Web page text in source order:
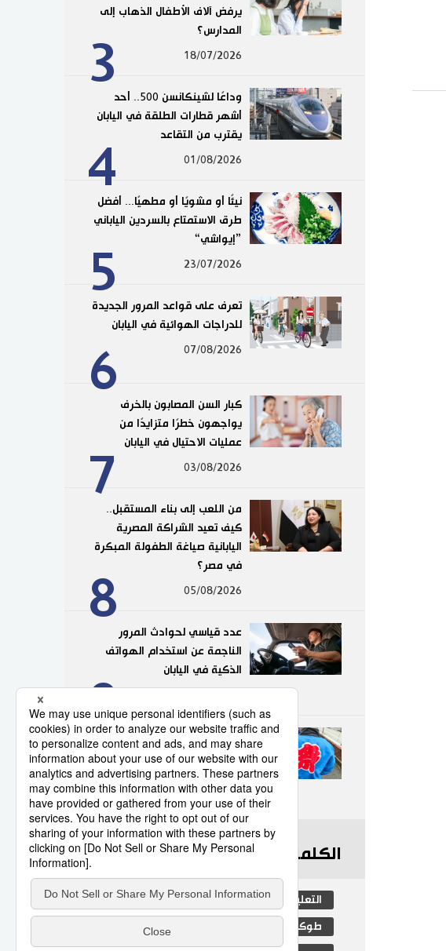
3
يرفض آلاف الأطفال الذهاب إلى
المدارس؟
18/07/2026
4
وداعًا لشينكانسن 500.. أحد
أشهر قطارات الطلقة في اليابان
يقترب من التقاعد
01/08/2026
5
نيئًا أو مشويًا أو مطهيًا... أفضل
طرق الاستمتاع بالسردين الياباني
”إيواشي“
23/07/2026
6
تعرف على قواعد المرور الجديدة
للدراجات الهوائية في اليابان
07/08/2026
7
كبار السن المصابون بالخرف
يواجهون خطرًا متزايدًا من
عمليات الاحتيال في اليابان
03/08/2026
8
من اللعب إلى بناء المستقبل..
كيف تعيد الشراكة المصرية
اليابانية صياغة الطفولة المبكرة
في مصر؟
05/08/2026
9
عدد قياسي لحوادث المرور
الناجمة عن استخدام الهواتف
الذكية في اليابان
10
”هابي“.. السترة التقليدية التي
تضفي روحًا خاصة على
المهرجانات اليابانية
05/08/2026
الكلمات الأكثر بحثا
التعليم الياباني مجتمع ثقافة
طوكيو